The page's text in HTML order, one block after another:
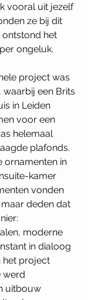
vooral uit jezelf
ze bij dit
het
ongeluk.
project was
waarbij een Brits
in Leiden
voor een
helemaal
plafonds.
ornamenten in
kamer
vonden
deden dat
moderne
in dialoog
het project
werd
uitbouw